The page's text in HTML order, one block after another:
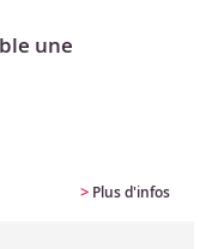
une
> Plus d'infos